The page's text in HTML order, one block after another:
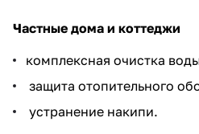
Частные дома и коттеджи
комплексная очистка
защита отопительного
устранение накипи.